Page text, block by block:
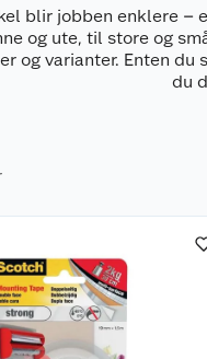
blir jobben enklere
og ute, til store og
og varianter. Enten
du